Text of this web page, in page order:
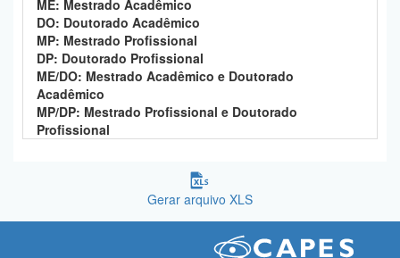
ME: Mestrado Acadêmico
DO: Doutorado Acadêmico
MP: Mestrado Profissional
DP: Doutorado Profissional
ME/DO: Mestrado Acadêmico e Doutorado
Acadêmico
MP/DP: Mestrado Profissional e Doutorado
Profissional
Gerar arquivo XLS